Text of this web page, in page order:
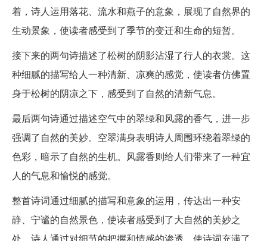
着，诗人运用落花、流水和燕子的意象，展现了自然界的
生动景象，使读者感受到了季节的变迁和生命的短暂。
接下来的两句诗描述了松树的阴影沾湿了行人的衣裳。这
种细腻的描写给人一种清新、凉爽的感觉，使读者仿佛置
身于松树的阴凉之下，感受到了自然的清新气息。
最后两句诗通过描述空气中的翠绿和风露的香气，进一步
强调了自然的美妙。空翠满身表明诗人周围环绕着翠绿的
色彩，暗示了自然的生机。风露香则给人们带来了一种宜
人的气息和愉悦的感觉。
整首诗词通过细腻的描写和意象的运用，传达出一种安
静、宁谧的自然景色，使读者感受到了大自然的美妙之